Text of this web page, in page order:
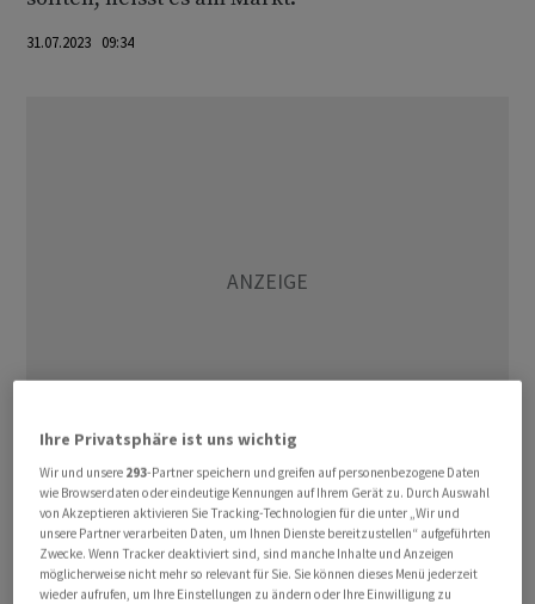
31.07.2023 09:34
Während die Berichtssaison hierzulande etwas Schwung
verliert in dieser Woche, geht sie international auf
Hochtouren weiter. In den USA etwa werden
Schwergewichte wie Apple und Amazon im
Ihre Privatsphäre ist uns wichtig
Wir und unsere 293-Partner speichern und greifen auf personenbezogene Daten
wie Browserdaten oder eindeutige Kennungen auf Ihrem Gerät zu. Durch Auswahl
von Akzeptieren aktivieren Sie Tracking-Technologien für die unter „Wir und
unsere Partner verarbeiten Daten, um Ihnen Dienste bereitzustellen“ aufgeführten
Zwecke. Wenn Tracker deaktiviert sind, sind manche Inhalte und Anzeigen
möglicherweise nicht mehr so relevant für Sie. Sie können dieses Menü jederzeit
wieder aufrufen, um Ihre Einstellungen zu ändern oder Ihre Einwilligung zu